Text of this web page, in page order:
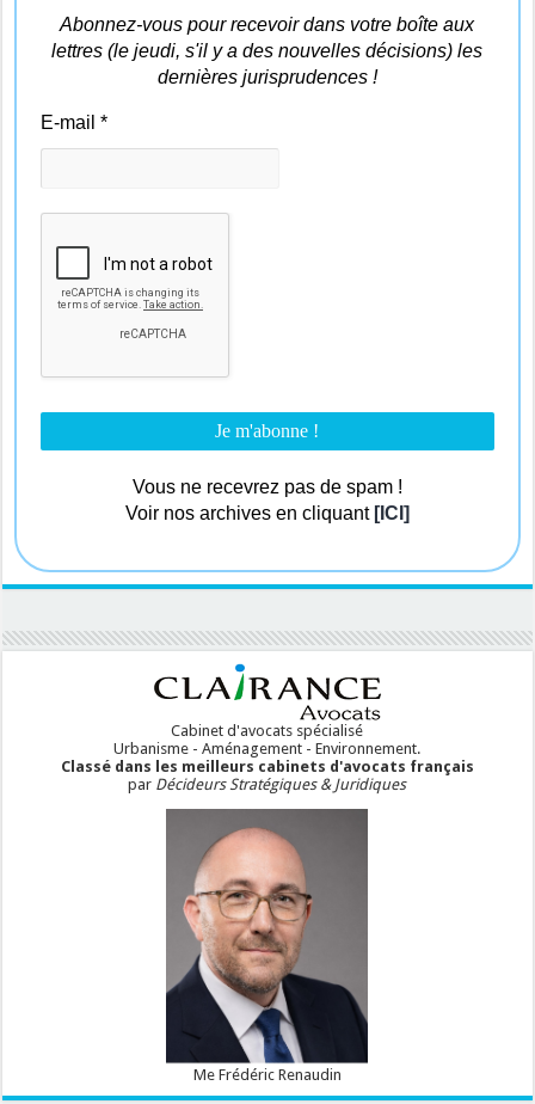
Abonnez-vous pour recevoir dans votre boîte aux
lettres (le jeudi, s'il y a des nouvelles décisions) les
dernières jurisprudences !
E-mail*
Vous ne recevrez pas de spam !
Voir nos archives en cliquant [ICI]
Cabinet d'avocats spécialisé
Urbanisme - Aménagement - Environnement.
Classé dans les meilleurs cabinets d'avocats français
par Décideurs Stratégiques & Juridiques
Me Frédéric Renaudin